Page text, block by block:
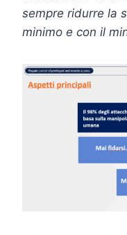
sempre ridurre la
minimo e con il